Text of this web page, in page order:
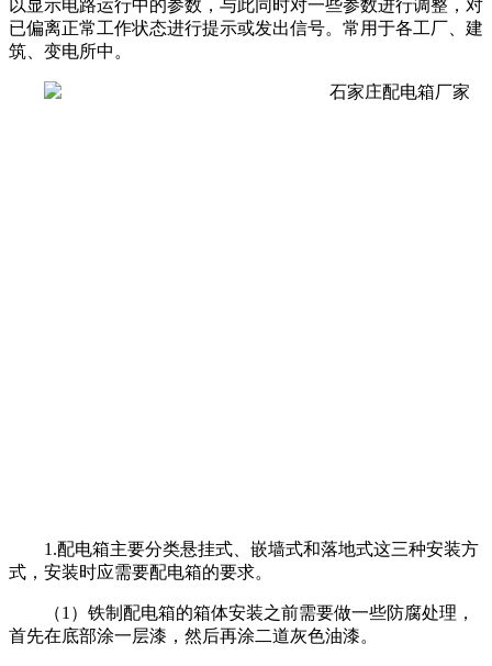
以显示电路运行中的参数，与此同时对一些参数进行调整，对
已偏离正常工作状态进行提示或发出信号。常用于各工厂、建
筑、变电所中。
1.配电箱主要分类悬挂式、嵌墙式和落地式这三种安装方
式，安装时应需要配电箱的要求。
（1）铁制配电箱的箱体安装之前需要做一些防腐处理，
首先在底部涂一层漆，然后再涂二道灰色油漆。